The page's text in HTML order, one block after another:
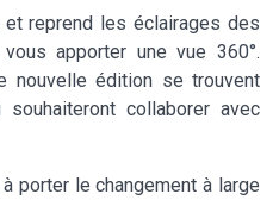
reprend les éclairages des
apporter une vue 360°.
nouvelle édition se trouvent
collaborer avec
porter le changement à large